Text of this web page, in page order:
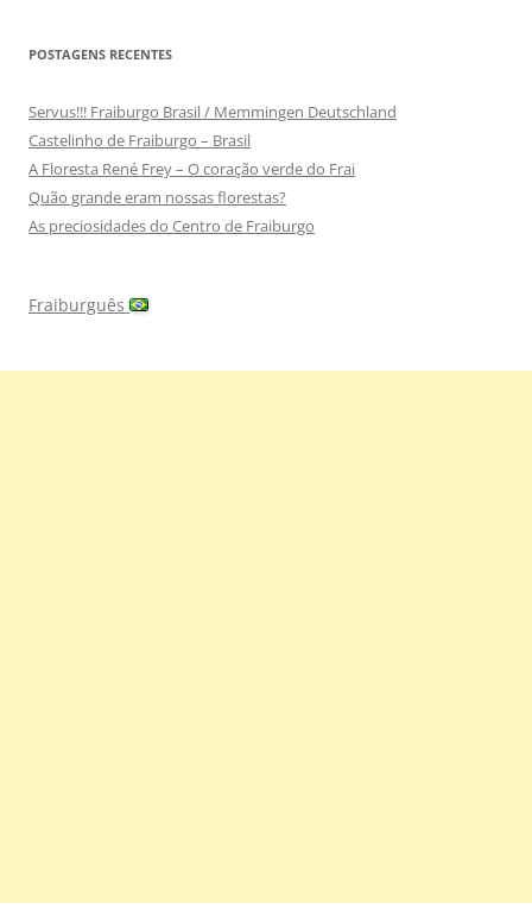
POSTAGENS RECENTES
Servus!!! Fraiburgo Brasil / Memmingen Deutschland
Castelinho de Fraiburgo – Brasil
A Floresta René Frey – O coração verde do Frai
Quão grande eram nossas florestas?
As preciosidades do Centro de Fraiburgo
Fraiburguês